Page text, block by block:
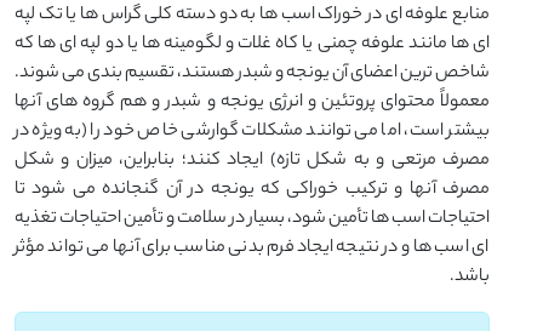
منابع علوفه ای در خوراک اسب ها به دو دسته کلی گراس ها یا تک لپه
ای ها مانند علوفه چمنی یا کاه غلات و لگومینه ها یا دو لپه ای ها که
شاخص ترین اعضای آن یونجه و شبدر هستند، تقسیم بندی می شوند.
معمولاً محتوای پروتئین و انرژی یونجه و شبدر و هم گروه های آنها
بیشتر است، اما می توانند مشکلات گوارشی خاص خود را (به ویژه در
مصرف مرتعی و به شکل تازه) ایجاد کنند؛ بنابراین، میزان و شکل
مصرف آنها و ترکیب خوراکی که یونجه در آن گنجانده می شود تا
احتیاجات اسب ها تأمین شود، بسیار در سلامت و تأمین احتیاجات تغذیه
ای اسب ها و در نتیجه ایجاد فرم بدنی مناسب برای آنها می تواند مؤثر
باشد.